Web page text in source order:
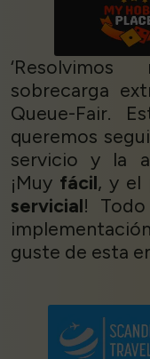
sobrecarga
Queue-Fair.
queremos
servicio y la
¡Muy fácil, y el
servicial!
guste de esta